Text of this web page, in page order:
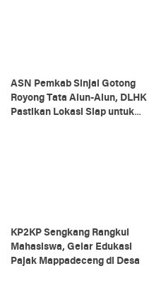
ASN Pemkab Sinjai Gotong
Royong Tata Alun-Alun, DLHK
Pastikan Lokasi Siap untuk
KP2KP Sengkang Rangkul
Mahasiswa, Gelar Edukasi
Pajak Mappadeceng di Desa